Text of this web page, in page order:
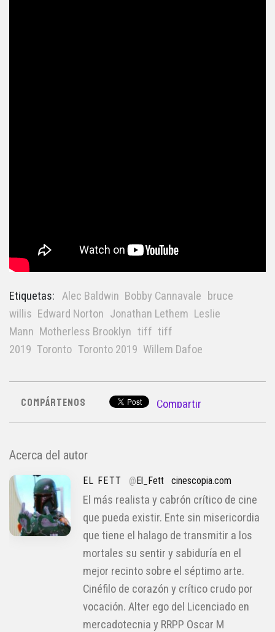
Etiquetas: Alec Baldwin Bobby Cannavale bruce
willis Edward Norton Jonathan Lethem Leslie
Mann Motherless Brooklyn tiff tiff
2019 Toronto Toronto 2019 Willem Dafoe
COMPÁRTENOS Compartir
Acerca del autor
EL FETT @El_Fett cinescopia.com
El más realista y cabrón crítico de cine
que pueda existir. Ente sin misericordia
que tiene el halago de transmitir a los
mortales su sentir y sabiduría en el
mejor recinto sobre el séptimo arte.
Cinéfilo de corazón y crítico crudo por
vocación. Alter ego del Licenciado en
mercadotecnia y RRPP Oscar M